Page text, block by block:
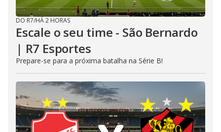
DO R7/HÁ 2 HORAS
Escale o seu time - São Bernardo
| R7 Esportes
Prepare-se para a próxima batalha na Série B!